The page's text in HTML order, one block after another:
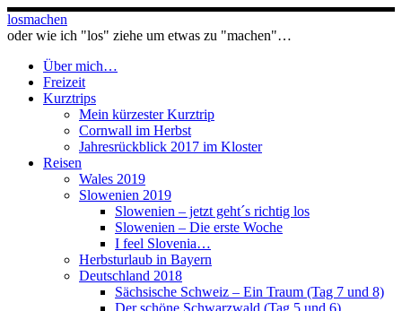
Zum
Inhalt
losmachen
oder wie ich "los" ziehe um etwas zu "machen"…
Über mich…
Freizeit
Kurztrips
Mein kürzester Kurztrip
Cornwall im Herbst
Jahresrückblick 2017 im Kloster
Reisen
Wales 2019
Slowenien 2019
Slowenien – jetzt geht´s richtig los
Slowenien – Die erste Woche
I feel Slovenia…
Herbsturlaub in Bayern
Deutschland 2018
Sächsische Schweiz – Ein Traum (Tag 7 und 8)
Der schöne Schwarzwald (Tag 5 und 6)